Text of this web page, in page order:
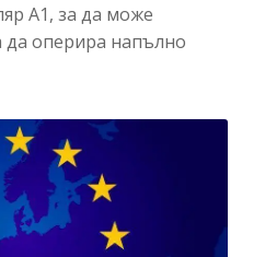
А1, за да може
да оперира напълно